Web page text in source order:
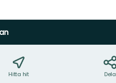
Hitta hit Dela